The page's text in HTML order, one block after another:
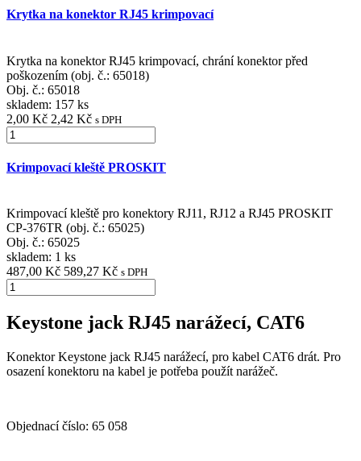
Krytka na konektor RJ45 krimpovací
Krytka na konektor RJ45 krimpovací, chrání konektor před
poškozením (obj. č.: 65018)
Obj. č.: 65018
skladem: 157 ks
2,00 Kč 2,42 Kč s DPH
Krimpovací kleště PROSKIT
Krimpovací kleště pro konektory RJ11, RJ12 a RJ45 PROSKIT
CP-376TR (obj. č.: 65025)
Obj. č.: 65025
skladem: 1 ks
487,00 Kč 589,27 Kč s DPH
Keystone jack RJ45 narážecí, CAT6
Konektor Keystone jack RJ45 narážecí, pro kabel CAT6 drát. Pro
osazení konektoru na kabel je potřeba použít narážeč.
Objednací číslo: 65 058